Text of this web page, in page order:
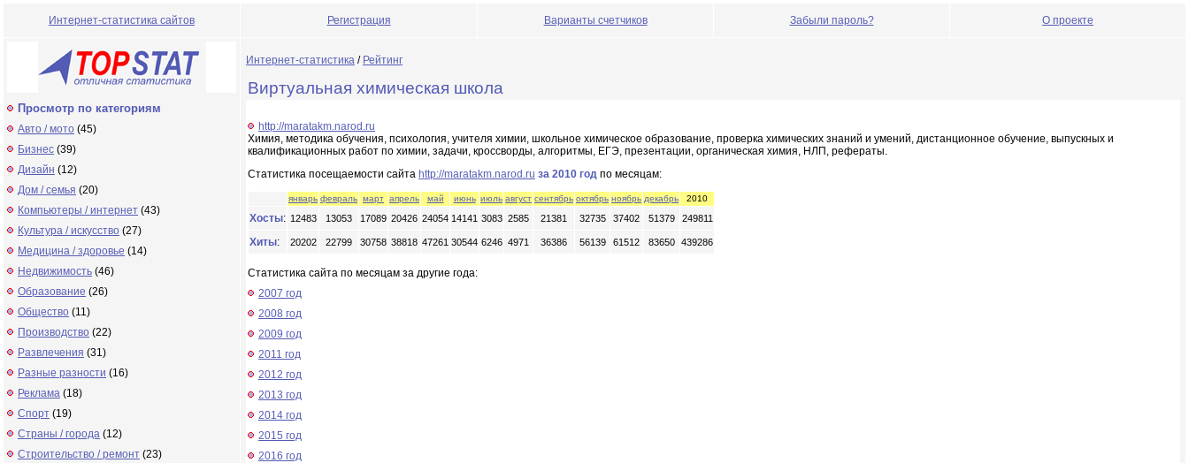
Интернет-статистика сайтов Регистрация Варианты счетчиков Забыли пароль? О проекте
Просмотр по категориям
Авто / мото (45)
Бизнес (39)
Дизайн (12)
Дом / семья (20)
Компьютеры / интернет (43)
Культура / искусство (27)
Медицина / здоровье (14)
Недвижимость (46)
Образование (26)
Общество (11)
Производство (22)
Развлечения (31)
Разные разности (16)
Реклама (18)
Спорт (19)
Страны / города (12)
Строительство / ремонт (23)
Интернет-статистика / Рейтинг
Виртуальная химическая школа
http://maratakm.narod.ru
Химия, методика обучения, психология, учителя химии, школьное химическое образование, проверка химических знаний и умений, дистанционное обучение, выпускных и
квалификационных работ по химии, задачи, кроссворды, алгоритмы, ЕГЭ, презентации, органическая химия, НЛП, рефераты.
Статистика посещаемости сайта http://maratakm.narod.ru за 2010 год по месяцам:
январь февраль март апрель май июнь июль август сентябрь октябрь ноябрь декабрь 2010
Хосты: 12483 13053 17089 20426 24054 14141 3083 2585 21381 32735 37402 51379 249811
Хиты: 20202 22799 30758 38818 47261 30544 6246 4971 36386 56139 61512 83650 439286
Статистика сайта по месяцам за другие года:
2007 год
2008 год
2009 год
2011 год
2012 год
2013 год
2014 год
2015 год
2016 год